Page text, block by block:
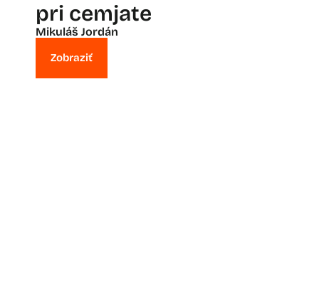
pri cemjate
Mikuláš Jordán
Zobraziť